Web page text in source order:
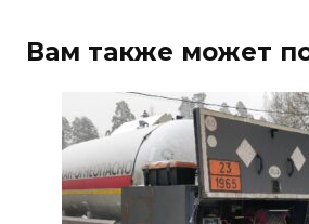
Вам также может